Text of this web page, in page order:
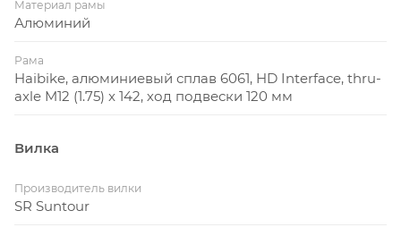
Материал рамы
Алюминий
Рама
Haibike, алюминиевый сплав 6061, HD Interface, thru-
axle M12 (1.75) x 142, ход подвески 120 мм
Вилка
Производитель вилки
SR Suntour